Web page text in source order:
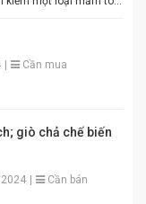
chính là lựa chọn hoàn
truyền thống. Màu
nhiên, vị đậm đà hài
an toàn thực phẩm.
thống. Độ sánh
cần thêm
Cần mua
giò chả chế biến
Cần bán